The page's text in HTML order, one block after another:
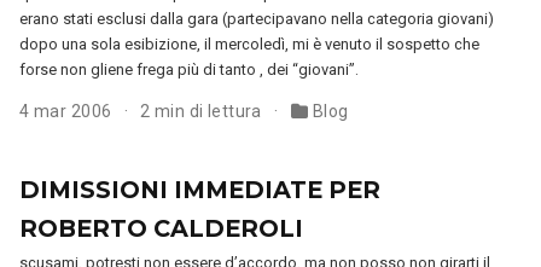
erano stati esclusi dalla gara (partecipavano nella categoria giovani)
dopo una sola esibizione, il mercoledì, mi è venuto il sospetto che
forse non gliene frega più di tanto , dei “giovani”.
4 mar 2006 2 min di lettura Blog
DIMISSIONI IMMEDIATE PER
ROBERTO CALDEROLI
scusami, potresti non essere d’accordo, ma non posso non girarti il